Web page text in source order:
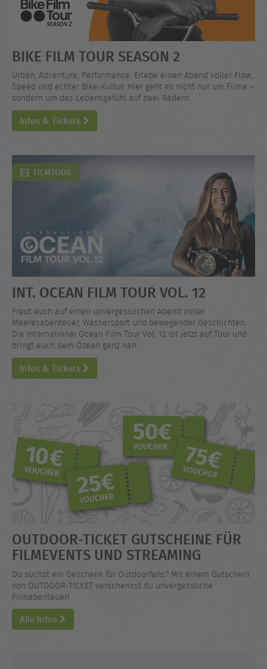
BIKE FILM TOUR SEASON 2
Urban, Adventure, Performance. Erlebe einen Abend voller Flow,
Speed und echter Bike-Kultur. Hier geht es nicht nur um Filme –
sondern um das Lebensgefühl auf zwei Rädern.
Infos & Tickets
FILMTOUR
INT. OCEAN FILM TOUR VOL. 12
Freut euch auf einen unvergesslichen Abend voller
Meeresabenteuer, Wassersport und bewegender Geschichten.
Die International Ocean Film Tour Vol. 12 ist jetzt auf Tour und
bringt euch dem Ozean ganz nah.
Infos & Tickets
OUTDOOR-TICKET GUTSCHEINE FÜR
FILMEVENTS UND STREAMING
Du suchst ein Geschenk für Outdoorfans? Mit einem Gutschein
von OUTDOOR-TICKET verschenkst du unvergessliche
Filmabenteuer!
Alle Infos